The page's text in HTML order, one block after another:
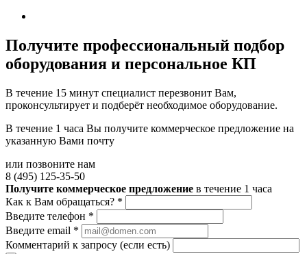
Получите профессиональный подбор
оборудования и персональное КП
В течение 15 минут специалист перезвонит Вам,
проконсультирует и подберёт необходимое оборудование.
В течение 1 часа Вы получите коммерческое предложение на
указанную Вами почту
или позвоните нам
8 (495) 125-35-50
Получите коммерческое предложение в течение 1 часа
Как к Вам обращаться? *
Введите телефон *
Введите email *
Комментарий к запросу (если есть)